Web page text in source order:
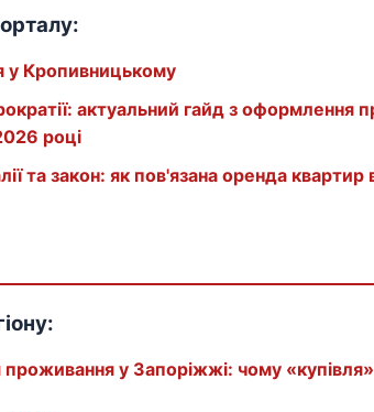
у Кропивницькому
актуальний гайд з оформлення
році
та закон: як пов'язана оренда
проживання у Запоріжжі: чому